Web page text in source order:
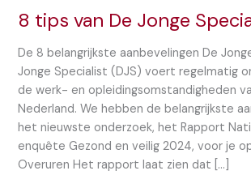
8 tips van De Jonge
De 8 belangrijkste aanbevelingen De
Jonge Specialist (DJS) voert regelmatig
de werk- en opleidingsomstandigheden
Nederland. We hebben de belangrijkste
het nieuwste onderzoek, het Rapport
enquête Gezond en veilig 2024, voor je
Overuren Het rapport laat zien dat […]